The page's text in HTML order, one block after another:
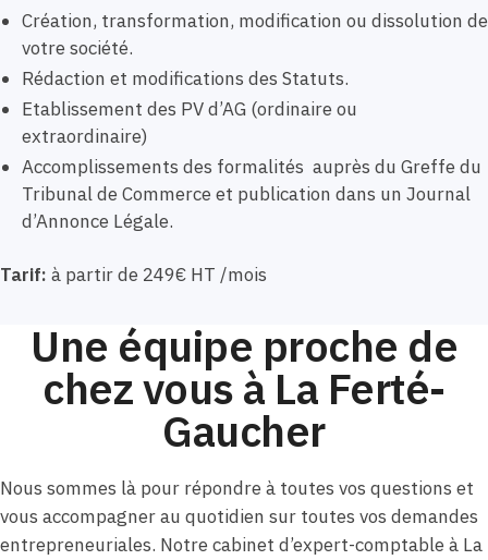
Création, transformation, modification ou dissolution de
votre société.
Rédaction et modifications des Statuts.
Etablissement des PV d’AG (ordinaire ou
extraordinaire)
Accomplissements des formalités auprès du Greffe du
Tribunal de Commerce et publication dans un Journal
d’Annonce Légale.
Tarif: à partir de 249€ HT /mois
Une équipe proche de
chez vous à La Ferté-
Gaucher
Nous sommes là pour répondre à toutes vos questions et
vous accompagner au quotidien sur toutes vos demandes
entrepreneuriales. Notre cabinet d’expert-comptable à La